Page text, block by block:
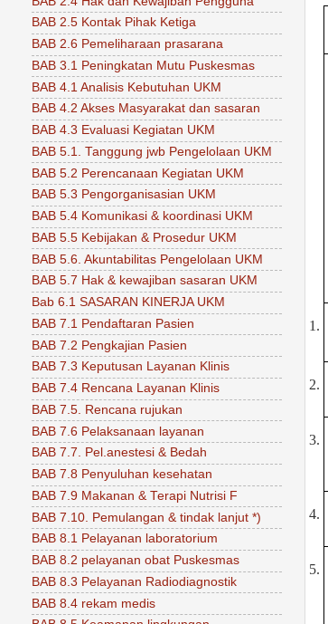
1.
2.
3.
4.
5.
BAB 2.5 Kontak Pihak Ketiga
BAB 2.6 Pemeliharaan prasarana
BAB 3.1 Peningkatan Mutu Puskesmas
BAB 4.1 Analisis Kebutuhan UKM
BAB 4.2 Akses Masyarakat dan sasaran
BAB 4.3 Evaluasi Kegiatan UKM
BAB 5.1. Tanggung jwb Pengelolaan UKM
BAB 5.2 Perencanaan Kegiatan UKM
BAB 5.3 Pengorganisasian UKM
BAB 5.4 Komunikasi & koordinasi UKM
BAB 5.5 Kebijakan & Prosedur UKM
BAB 5.6. Akuntabilitas Pengelolaan UKM
BAB 5.7 Hak & kewajiban sasaran UKM
Bab 6.1 SASARAN KINERJA UKM
BAB 7.1 Pendaftaran Pasien
BAB 7.2 Pengkajian Pasien
BAB 7.3 Keputusan Layanan Klinis
BAB 7.4 Rencana Layanan Klinis
BAB 7.5. Rencana rujukan
BAB 7.6 Pelaksanaan layanan
BAB 7.7. Pel.anestesi & Bedah
BAB 7.8 Penyuluhan kesehatan
BAB 7.9 Makanan & Terapi Nutrisi F
BAB 7.10. Pemulangan & tindak lanjut *)
BAB 8.1 Pelayanan laboratorium
BAB 8.2 pelayanan obat Puskesmas
BAB 8.3 Pelayanan Radiodiagnostik
BAB 8.4 rekam medis